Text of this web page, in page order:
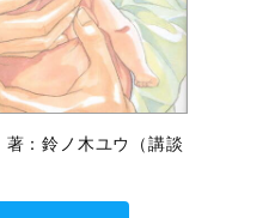
著：鈴ノ木ユウ（講談